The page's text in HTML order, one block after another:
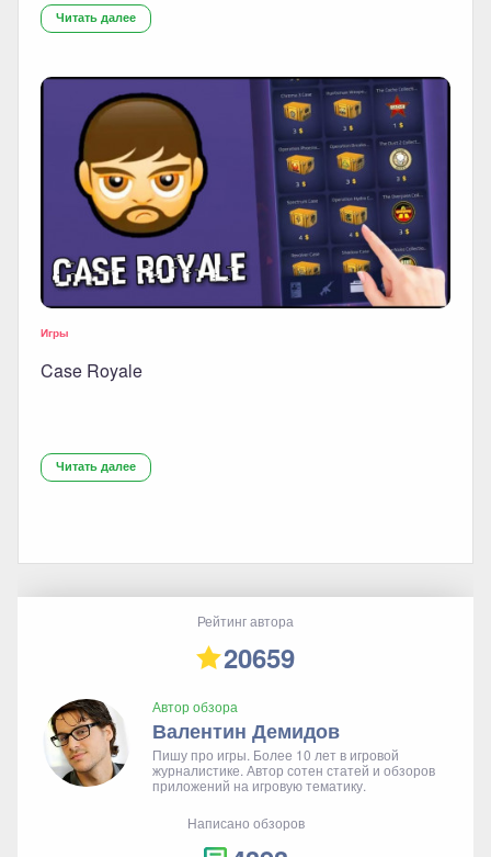
Читать далее
Игры
Case Royale
Читать далее
Рейтинг автора
20659
Автор обзора
Валентин Демидов
Пишу про игры. Более 10 лет в игровой
журналистике. Автор сотен статей и обзоров
приложений на игровую тематику.
Написано обзоров